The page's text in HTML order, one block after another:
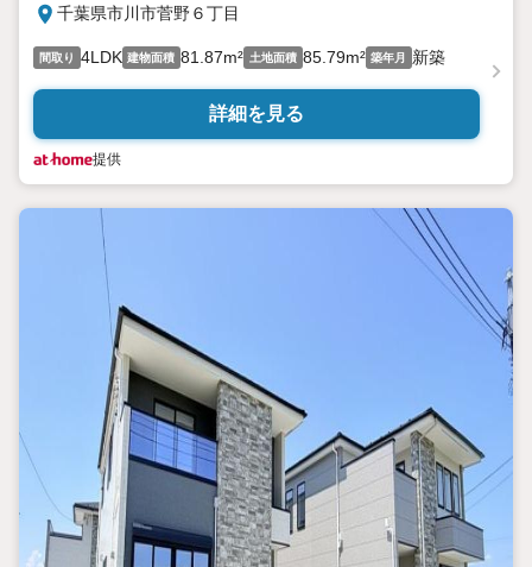
千葉県市川市菅野６丁目
間取り 4LDK 建物面積 81.87m² 土地面積 85.79m² 築年月 新築
詳細を見る
提供